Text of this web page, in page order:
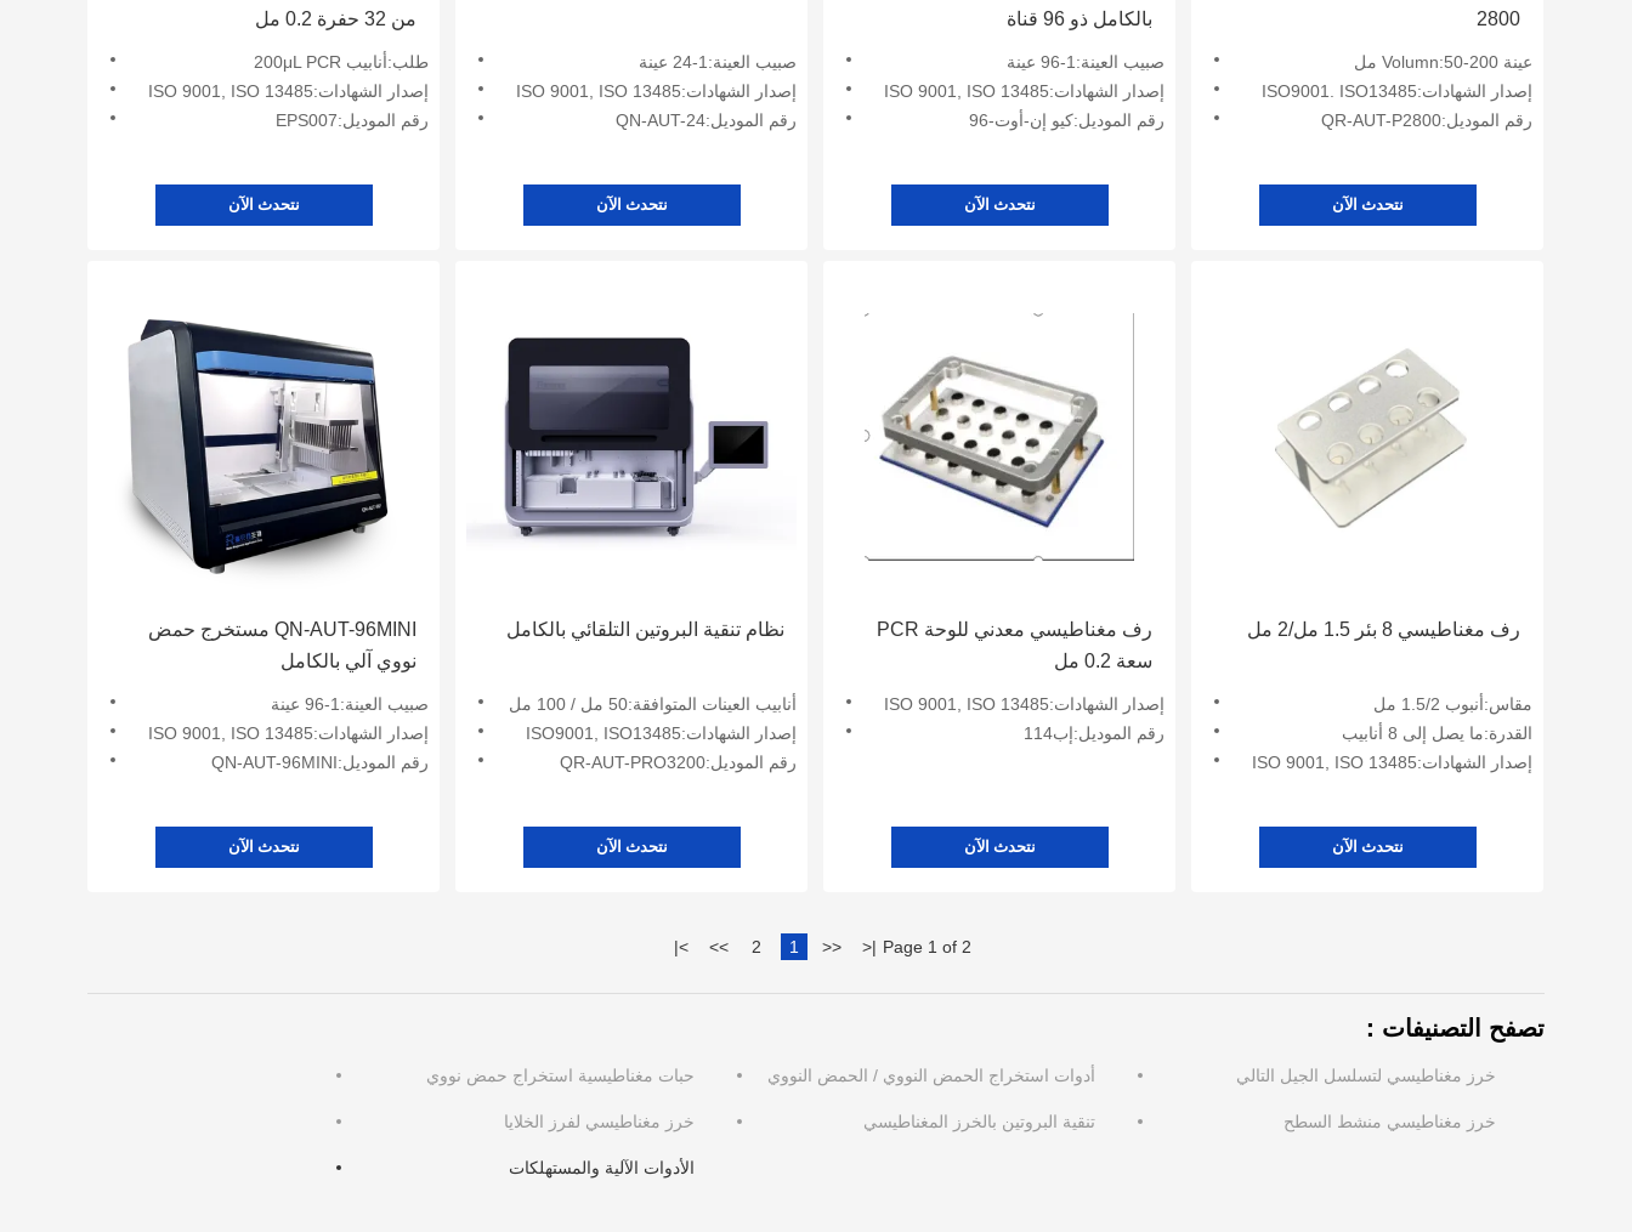
من 32 حفرة 0.2 مل
طلب:أنابيب 200μL PCR
إصدار الشهادات:ISO 9001, ISO 13485
رقم الموديل:EPS007
نتحدث الآن
صبيب العينة:1-24 عينة
إصدار الشهادات:ISO 9001, ISO 13485
رقم الموديل:QN-AUT-24
نتحدث الآن
بالكامل ذو 96 قناة
صبيب العينة:1-96 عينة
إصدار الشهادات:ISO 9001, ISO 13485
رقم الموديل:كيو إن-أوت-96
نتحدث الآن
2800
عينة Volumn:50-200 مل
إصدار الشهادات:ISO9001. ISO13485
رقم الموديل:QR-AUT-P2800
نتحدث الآن
QN-AUT-96MINI مستخرج حمض
نووي آلي بالكامل
صبيب العينة:1-96 عينة
إصدار الشهادات:ISO 9001, ISO 13485
رقم الموديل:QN-AUT-96MINI
نتحدث الآن
نظام تنقية البروتين التلقائي بالكامل
أنابيب العينات المتوافقة:50 مل / 100 مل
إصدار الشهادات:ISO9001, ISO13485
رقم الموديل:QR-AUT-PRO3200
نتحدث الآن
رف مغناطيسي معدني للوحة PCR
سعة 0.2 مل
إصدار الشهادات:ISO 9001, ISO 13485
رقم الموديل:إب114
نتحدث الآن
رف مغناطيسي 8 بئر 1.5 مل/2 مل
مقاس:أنبوب 1.5/2 مل
القدرة:ما يصل إلى 8 أنابيب
إصدار الشهادات:ISO 9001, ISO 13485
نتحدث الآن
Page 1 of 2
|
<
<<
1
2
>>
>
|
تصفح التصنيفات：
حبات مغناطيسية استخراج حمض نووي أدوات استخراج الحمض النووي / الحمض النووي خرز مغناطيسي لتسلسل الجيل التالي
خرز مغناطيسي لفرز الخلايا تنقية البروتين بالخرز المغناطيسي خرز مغناطيسي منشط السطح
الأدوات الآلية والمستهلكات